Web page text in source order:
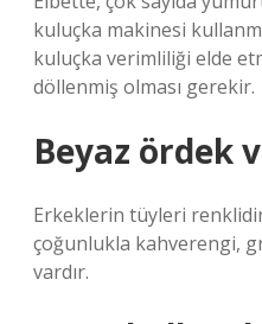
kuluçka makinesi
kuluçka verimliliği elde
döllenmiş olması gerekir.
Beyaz ördek
Erkeklerin tüyleri
çoğunlukla kahverengi,
vardır.